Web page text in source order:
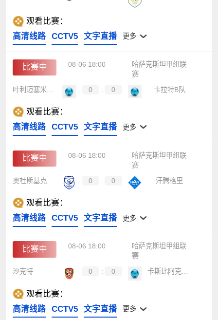
观看比赛：
高清线路
CCTV5 文字直播 更多
比赛中 08-06 18:00
哈萨克斯坦甲组联
赛
0 : 0 卡拉特B队
观看比赛：
高清线路
CCTV5 文字直播 更多
比赛中 08-06 18:00
哈萨克斯坦甲组联
赛
奥杜斯基克
0 : 0 汗腾格里
观看比赛：
高清线路
CCTV5 文字直播 更多
比赛中 08-06 18:00
哈萨克斯坦甲组联
赛
沙克特
0 : 0 卡斯比阿克套B队
观看比赛：
高清线路
CCTV5 文字直播 更多